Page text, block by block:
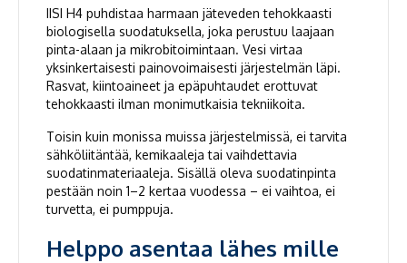
IISI H4 puhdistaa harmaan jäteveden tehokkaasti
biologisella suodatuksella, joka perustuu laajaan
pinta-alaan ja mikrobitoimintaan. Vesi virtaa
yksinkertaisesti painovoimaisesti järjestelmän läpi.
Rasvat, kiintoaineet ja epäpuhtaudet erottuvat
tehokkaasti ilman monimutkaisia tekniikoita.
Toisin kuin monissa muissa järjestelmissä, ei tarvita
sähköliitäntää, kemikaaleja tai vaihdettavia
suodatinmateriaaleja. Sisällä oleva suodatinpinta
pestään noin 1–2 kertaa vuodessa – ei vaihtoa, ei
turvetta, ei pumppuja.
Helppo asentaa lähes mille